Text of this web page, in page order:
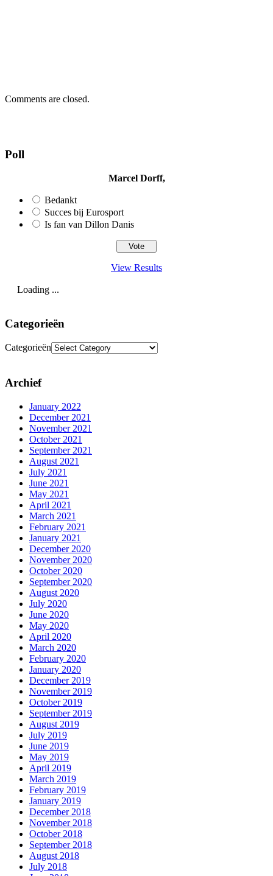
Comments are closed.
Poll
Marcel Dorff,
Bedankt
Succes bij Eurosport
Is fan van Dillon Danis
View Results
Loading ...
Categorieën
Categorieën
Archief
January 2022
December 2021
November 2021
October 2021
September 2021
August 2021
July 2021
June 2021
May 2021
April 2021
March 2021
February 2021
January 2021
December 2020
November 2020
October 2020
September 2020
August 2020
July 2020
June 2020
May 2020
April 2020
March 2020
February 2020
January 2020
December 2019
November 2019
October 2019
September 2019
August 2019
July 2019
June 2019
May 2019
April 2019
March 2019
February 2019
January 2019
December 2018
November 2018
October 2018
September 2018
August 2018
July 2018